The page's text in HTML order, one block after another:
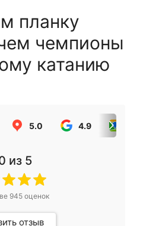
планку
чемпионы
катанию
5.0 4.9
из 5
945оценок
отзыв